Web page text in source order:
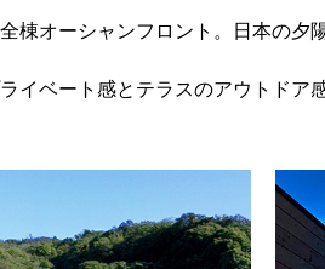
棟オーシャンフロント。日本の
イベート感とテラスのアウトド